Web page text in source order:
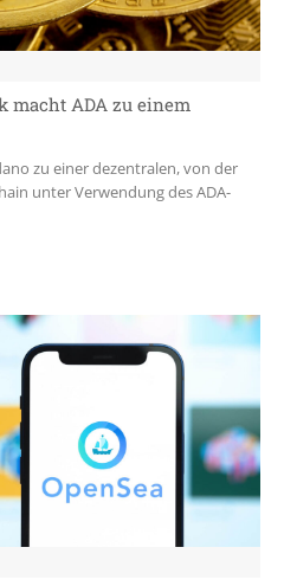
macht ADA zu einem
zu einer dezentralen, von der
unter Verwendung des ADA-